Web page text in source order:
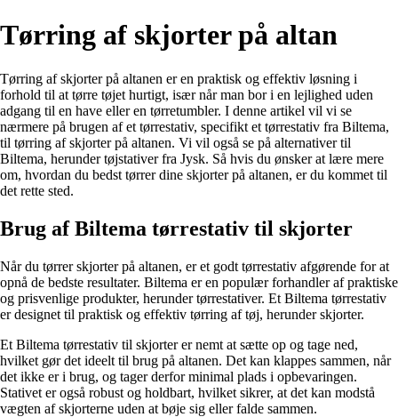
Tørring af skjorter på altan
Tørring af skjorter på altanen er en praktisk og effektiv løsning i
forhold til at tørre tøjet hurtigt, især når man bor i en lejlighed uden
adgang til en have eller en tørretumbler. I denne artikel vil vi se
nærmere på brugen af et tørrestativ, specifikt et tørrestativ fra Biltema,
til tørring af skjorter på altanen. Vi vil også se på alternativer til
Biltema, herunder tøjstativer fra Jysk. Så hvis du ønsker at lære mere
om, hvordan du bedst tørrer dine skjorter på altanen, er du kommet til
det rette sted.
Brug af Biltema tørrestativ til skjorter
Når du tørrer skjorter på altanen, er et godt tørrestativ afgørende for at
opnå de bedste resultater. Biltema er en populær forhandler af praktiske
og prisvenlige produkter, herunder tørrestativer. Et Biltema tørrestativ
er designet til praktisk og effektiv tørring af tøj, herunder skjorter.
Et Biltema tørrestativ til skjorter er nemt at sætte op og tage ned,
hvilket gør det ideelt til brug på altanen. Det kan klappes sammen, når
det ikke er i brug, og tager derfor minimal plads i opbevaringen.
Stativet er også robust og holdbart, hvilket sikrer, at det kan modstå
vægten af skjorterne uden at bøje sig eller falde sammen.